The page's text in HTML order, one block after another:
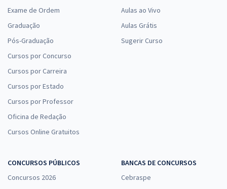
Exame de Ordem
Graduação
Pós-Graduação
Cursos por Concurso
Cursos por Carreira
Cursos por Estado
Cursos por Professor
Oficina de Redação
Cursos Online Gratuitos
Aulas ao Vivo
Aulas Grátis
Sugerir Curso
CONCURSOS PÚBLICOS
Concursos 2026
BANCAS DE CONCURSOS
Cebraspe